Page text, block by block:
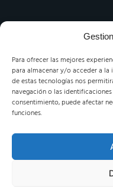
Para ofrecer las mejores
para almacenar y/o acceder a
de estas tecnologías nos
navegación o las
consentimiento, puede afectar
funciones.